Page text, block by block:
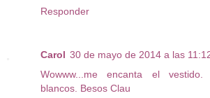
Responder
Carol 30 de mayo de 2014 a las
Wowww...me encanta el
blancos. Besos Clau